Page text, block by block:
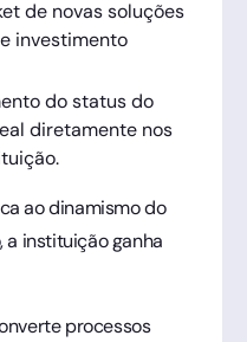
de novas soluções
investimento
do status do
diretamente nos
ao dinamismo do
a instituição ganha
processos